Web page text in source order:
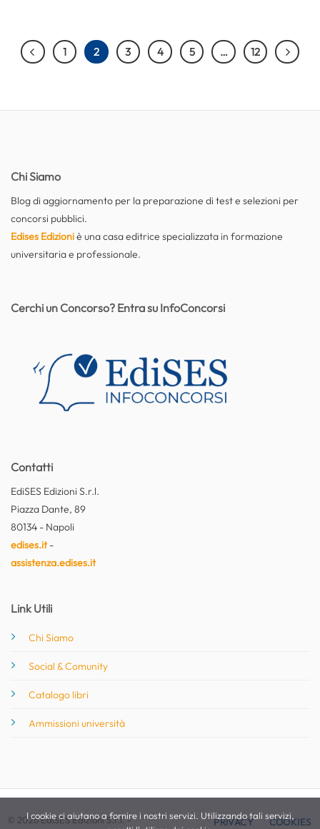
1 2 3 4 5 … 12
Chi Siamo
Blog di aggiornamento per la preparazione di test e selezioni per
concorsi pubblici.
Edises Edizioniè una casa editrice specializzata in formazione
universitaria e professionale.
Contatti
EdiSES Edizioni S.r.l.
Piazza Dante, 89
80134 - Napoli
edises.it-
assistenza.edises.it
Link Utili
Chi Siamo
Social & Comunity
Catalogo libri
Ammissioni università
Cerchi un Concorso? Entra su InfoConcorsi
© 2026 EdiSES Edizioni S.r.l. - PRIVACY COOKIES
I cookie ci aiutano a fornire i nostri servizi. Utilizzando tali servizi,